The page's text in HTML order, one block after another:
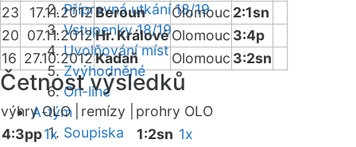
Přípravná utkání 18/19
Vstupenky 18/19
Uvolňování míst
Zvýhodněné
On-line
A-tým
Soupiska
23
17.11.2012Beroun Olomouc 2:1sn
20 07.11.2012Hr. KrálovéOlomouc 3:4p
16 27.10.2012Kadaň Olomouc 3:2sn
Četnost výsledků
výhry OLO | remízy |
prohry OLO
4:3pp1x 1:2sn 1x